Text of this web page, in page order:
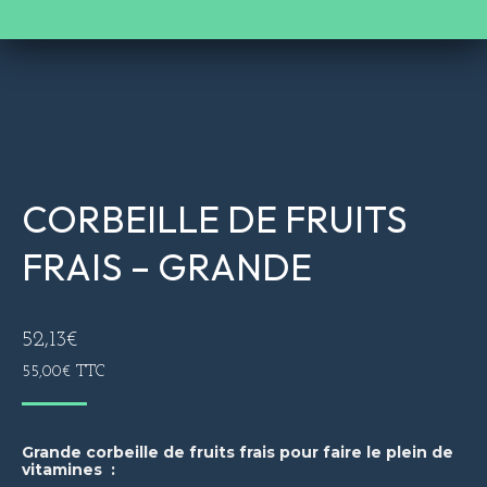
CORBEILLE DE FRUITS
FRAIS – GRANDE
52,13€
55,00€ TTC
Grande corbeille de fruits frais pour faire le plein de
vitamines :